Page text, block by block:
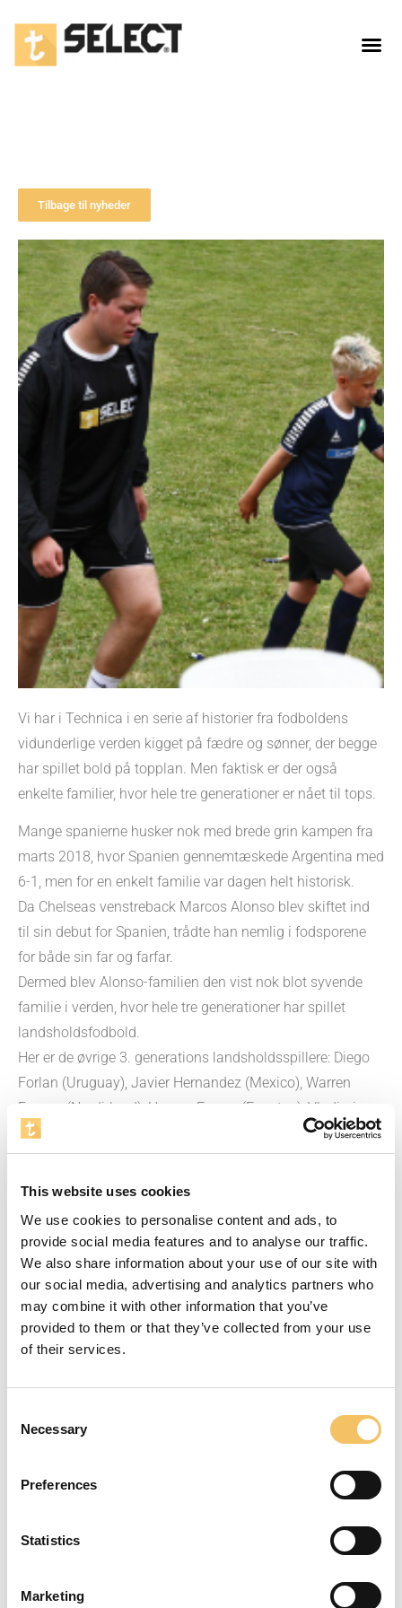
This website uses cookies
We use cookies to personalise content and ads, to
provide social media features and to analyse our traffic.
We also share information about your use of our site with
our social media, advertising and analytics partners who
may combine it with other information that you’ve
provided to them or that they’ve collected from your use
of their services.
Selection
Necessary
Preferences
Statistics
Marketing
Tilbage til nyheder
Vi har i Technica i en serie af historier fra fodboldens
vidunderlige verden kigget på fædre og sønner, der begge
har spillet bold på topplan. Men faktisk er der også
enkelte familier, hvor hele tre generationer er nået til tops.
Mange spanierne husker nok med brede grin kampen fra
marts 2018, hvor Spanien gennemtæskede Argentina med
6-1, men for en enkelt familie var dagen helt historisk.
Da Chelseas venstreback Marcos Alonso blev skiftet ind
til sin debut for Spanien, trådte han nemlig i fodsporene
for både sin far og farfar.
Dermed blev Alonso-familien den vist nok blot syvende
familie i verden, hvor hele tre generationer har spillet
landsholdsfodbold.
Her er de øvrige 3. generations landsholdsspillere: Diego
Forlan (Uruguay), Javier Hernandez (Mexico), Warren
Feeney (Nordirland), Hazem Emam (Egypten), Vladimir
Weiss (Slovakiet) og Andre Schembri (Malta).
det navn en gang, har man nævnt alle tre.
Farfar, far og søn hedder nemlig det samme…
I den mellemamerikanske fodbold-stormagt Mexico har
West Ham-angriber Javier Hernandez været med til tre
VM-slutrunder. Det har ‘Chicharito’ – Den Lille Ært, som
Javier Hernandez kærligt kaldes – gjort godt, for han har
og farfar, der dog begge også har været med ved VM.
Hvem bliver så den næste familie med tre generationer på
Det kunne måske være Maldini-familien, hvor farfar
mens Paolo var en decideret legende for Italien og AC
Storebror Christian når næppe det store gennembrud,